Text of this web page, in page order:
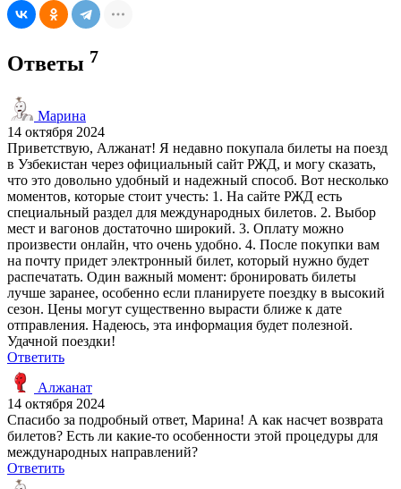
Ответы 7
Марина
14 октября 2024
Приветствую, Алжанат! Я недавно покупала билеты на поезд
в Узбекистан через официальный сайт РЖД, и могу сказать,
что это довольно удобный и надежный способ. Вот несколько
моментов, которые стоит учесть: 1. На сайте РЖД есть
специальный раздел для международных билетов. 2. Выбор
мест и вагонов достаточно широкий. 3. Оплату можно
произвести онлайн, что очень удобно. 4. После покупки вам
на почту придет электронный билет, который нужно будет
распечатать. Один важный момент: бронировать билеты
лучше заранее, особенно если планируете поездку в высокий
сезон. Цены могут существенно вырасти ближе к дате
отправления. Надеюсь, эта информация будет полезной.
Удачной поездки!
Ответить
Алжанат
14 октября 2024
Спасибо за подробный ответ, Марина! А как насчет возврата
билетов? Есть ли какие-то особенности этой процедуры для
международных направлений?
Ответить